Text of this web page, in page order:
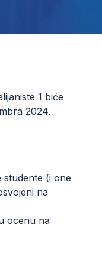
1 biće
2024.
studente (i one
na
ocenu na